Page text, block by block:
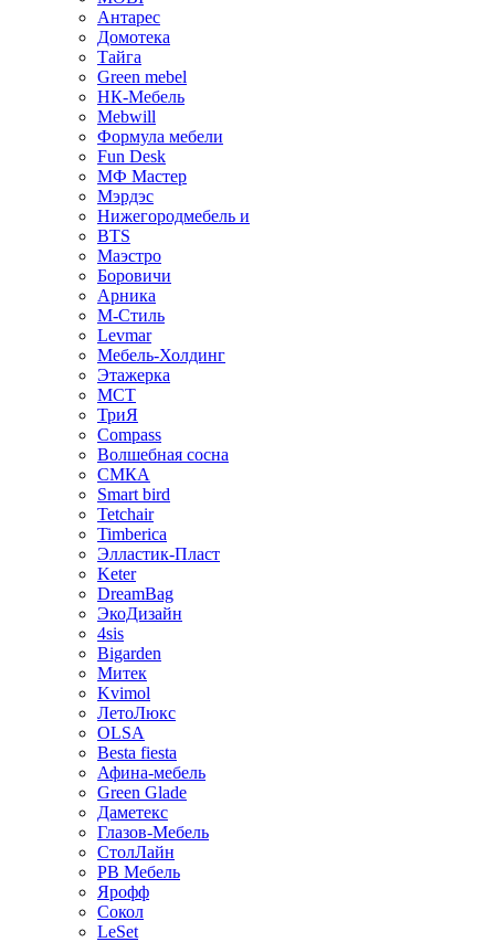
Антарес
Домотека
Тайга
Green mebel
НК-Мебель
Mebwill
Формула мебели
Fun Desk
МФ Мастер
Мэрдэс
Нижегородмебель и
BTS
Маэстро
Боровичи
Арника
М-Стиль
Levmar
Мебель-Холдинг
Этажерка
МСТ
ТриЯ
Compass
Волшебная сосна
СМКА
Smart bird
Tetchair
Timberica
Элластик-Пласт
Keter
DreamBag
ЭкоДизайн
4sis
Bigarden
Митек
Kvimol
ЛетоЛюкс
OLSA
Besta fiesta
Афина-мебель
Green Glade
Даметекс
Глазов-Мебель
СтолЛайн
РВ Мебель
Ярофф
Сокол
LeSet